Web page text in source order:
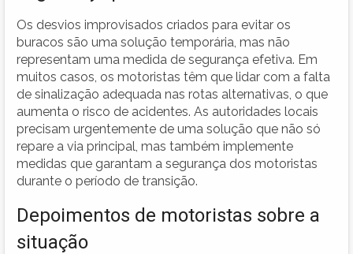
Os desvios improvisados criados para evitar os
buracos são uma solução temporária, mas não
representam uma medida de segurança efetiva. Em
muitos casos, os motoristas têm que lidar com a falta
de sinalização adequada nas rotas alternativas, o que
aumenta o risco de acidentes. As autoridades locais
precisam urgentemente de uma solução que não só
repare a via principal, mas também implemente
medidas que garantam a segurança dos motoristas
durante o período de transição.
Depoimentos de motoristas sobre a
situação